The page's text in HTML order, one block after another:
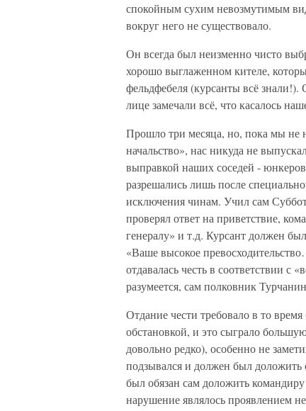
спокойным сухим невозмутимым
вокруг него не существовало.
Он всегда был неизменно чисто
хорошо выглаженном кителе,
фельдфебеля (курсанты всё знали!).
лице замечали всё, что касалось
Прошло три месяца, но, пока мы не
начальство», нас никуда не
выправкой наших соседей -
разрешались лишь после
исключения чинам. Учил сам
проверял ответ на приветствие,
генералу» и т.д. Курсант должен
«Ваше высокое
отдавалась честь в соответствии
разумеется, сам полковник
Отдание чести требовало в то
обстановкой, и это сыграло
довольно редко), особенно не
подзывался и должен был
был обязан сам доложить
нарушение являлось проявлением